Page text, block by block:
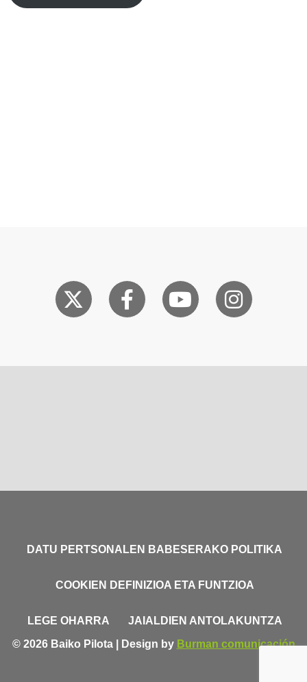
DATU PERTSONALEN BABESERAKO POLITIKA
COOKIEN DEFINIZIOA ETA FUNTZIOA
LEGE OHARRA
JAIALDIEN ANTOLAKUNTZA
© 2026 Baiko Pilota | Design by Burman comunicación